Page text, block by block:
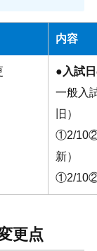
内容
●入試
一般入
旧）
①2/
新）
①2/
更点